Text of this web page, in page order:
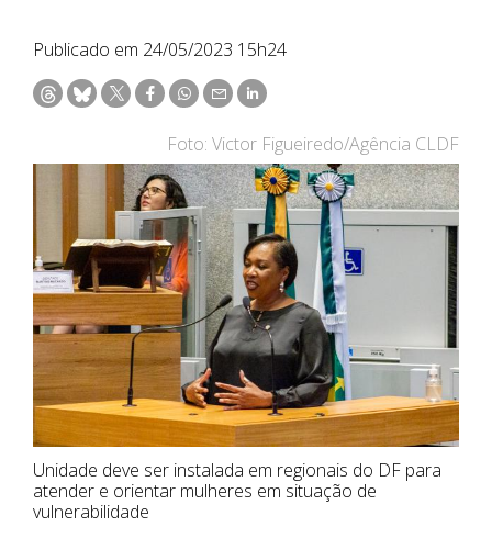
Publicado em 24/05/2023 15h24
Foto: Victor Figueiredo/Agência CLDF
Unidade deve ser instalada em regionais do DF para
atender e orientar mulheres em situação de
vulnerabilidade